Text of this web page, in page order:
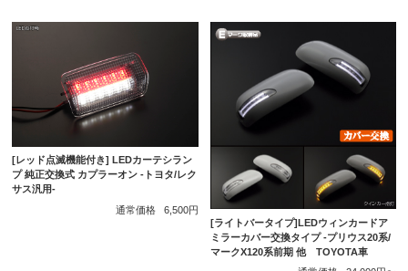
[レッド点滅機能付き] LEDカーテシラン
プ 純正交換式 カプラーオン -トヨタ/レク
サス汎用-
通常価格
6,500円
[ライトバータイプ]LEDウィンカードア
ミラーカバー交換タイプ -プリウス20系/
マークX120系前期 他 TOYOTA車